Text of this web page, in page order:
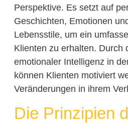
Perspektive. Es setzt auf
Geschichten, Emotionen
Lebensstile, um ein
Klienten zu erhalten. Durch
emotionaler Intelligenz in
können Klienten motiviert
Veränderungen in ihrem
Die Prinzipien